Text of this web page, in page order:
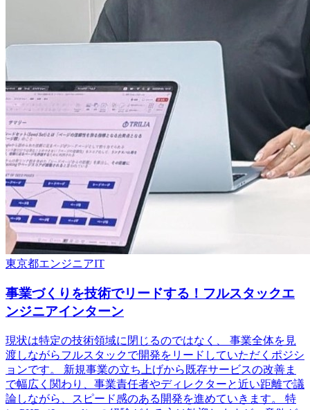
東京都エンジニアIT
事業づくりを技術でリードする！フルスタックエ
ンジニアインターン
現状は特定の技術領域に閉じるのではなく、 事業全体を見
渡しながらフルスタックで開発をリードしていただくポジシ
ョンです。 新規事業の立ち上げから既存サービスの改善ま
で幅広く関わり、事業責任者やディレクターと近い距離で議
論しながら、スピード感のある開発を進めていきます。 特